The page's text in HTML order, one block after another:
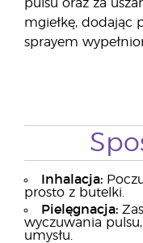
pulsu oraz za
mgiełkę, dodając
sprayem
Inhalacja:
prosto z butelki.
Pielęgnacja:
wyczuwania
umysłu.